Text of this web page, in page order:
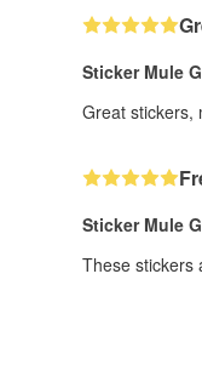
Sticker Mule
Great stickers,
Sticker Mule
These stickers